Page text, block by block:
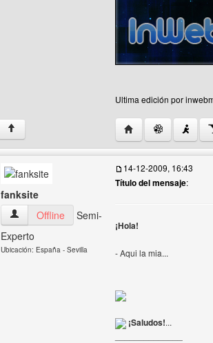
Ultima edición por
↑ Visitar sitio web del
fanksite
fanksite Ver perfil del usuario
Offline
Semi-
Experto
Ubicación: España - Sevilla
14-12-2009, 16:43
Título del mensaje:
¡Hola!
- Aqui la mia...
¡Saludos!...